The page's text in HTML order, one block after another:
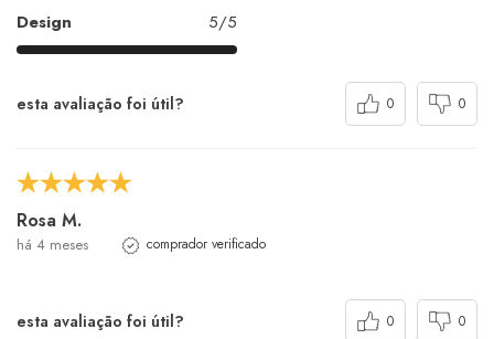
Design 5/5
esta avaliação foi útil? 0 0
Rosa M.
há 4 meses comprador verificado
esta avaliação foi útil? 0 0